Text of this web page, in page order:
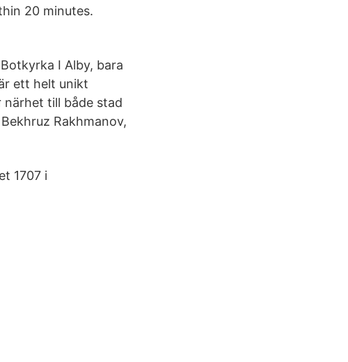
20 minutes.
I Alby, bara
ett helt unikt
till både stad
Rakhmanov,
1707 i